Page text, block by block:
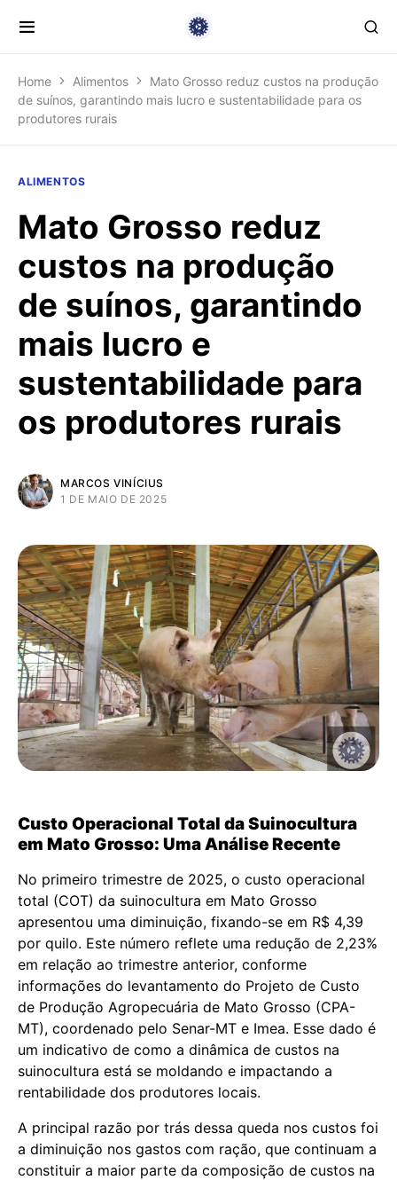
Home Alimentos
Mato Grosso reduz custos na produção
de suínos, garantindo mais lucro e sustentabilidade para os
produtores rurais
ALIMENTOS
Mato Grosso reduz
custos na produção
de suínos, garantindo
mais lucro e
sustentabilidade para
os produtores rurais
MARCOS VINÍCIUS
1 DE MAIO DE 2025
Custo Operacional Total da Suinocultura
em Mato Grosso: Uma Análise Recente
No primeiro trimestre de 2025, o custo operacional
total (COT) da suinocultura em Mato Grosso
apresentou uma diminuição, fixando-se em R$ 4,39
por quilo. Este número reflete uma redução de 2,23%
em relação ao trimestre anterior, conforme
informações do levantamento do Projeto de Custo
de Produção Agropecuária de Mato Grosso (CPA-
MT), coordenado pelo Senar-MT e Imea. Esse dado é
um indicativo de como a dinâmica de custos na
suinocultura está se moldando e impactando a
rentabilidade dos produtores locais.
A principal razão por trás dessa queda nos custos foi
a diminuição nos gastos com ração, que continuam a
constituir a maior parte da composição de custos na